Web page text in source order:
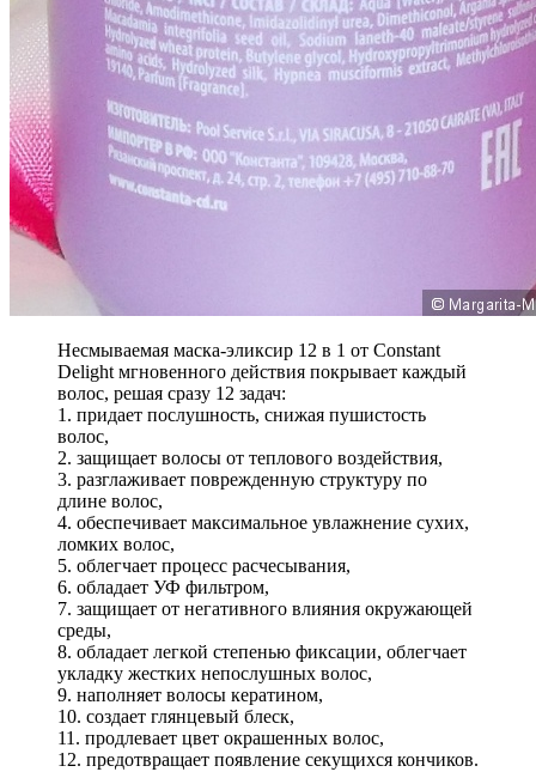
Несмываемая маска-эликсир 12 в 1 от Constant
Delight мгновенного действия покрывает каждый
волос, решая сразу 12 задач:
1. придает послушность, снижая пушистость
волос,
2. защищает волосы от теплового воздействия,
3. разглаживает поврежденную структуру по
длине волос,
4. обеспечивает максимальное увлажнение сухих,
ломких волос,
5. облегчает процесс расчесывания,
6. обладает УФ фильтром,
7. защищает от негативного влияния окружающей
среды,
8. обладает легкой степенью фиксации, облегчает
укладку жестких непослушных волос,
9. наполняет волосы кератином,
10. создает глянцевый блеск,
11. продлевает цвет окрашенных волос,
12. предотвращает появление секущихся кончиков.